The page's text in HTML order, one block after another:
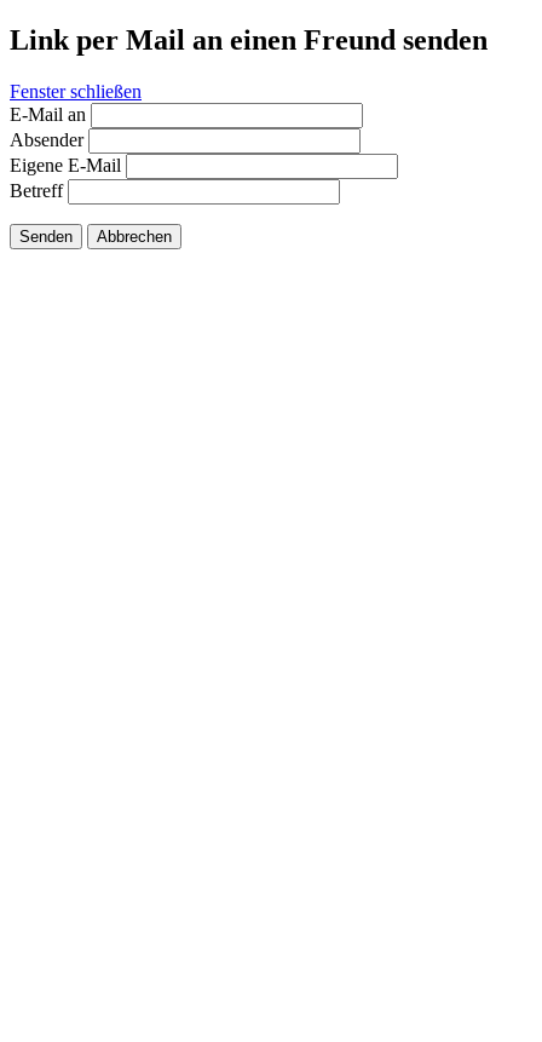
Link per Mail an einen Freund senden
Fenster schließen
E-Mail an
Absender
Eigene E-Mail
Betreff
Senden Abbrechen